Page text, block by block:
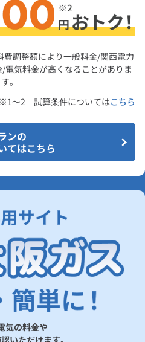
調整額により一般料金/関西電力
気料金が高くなることがありま
す。
※1～2 試算条件についてはこちら
ンの
てはこちら
気の料金や